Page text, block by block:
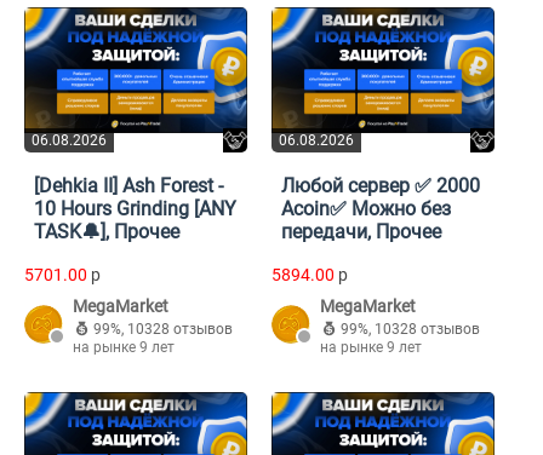
06.08.2026
[Dehkia II] Ash Forest -
10 Hours Grinding [ANY
TASK🔔], Прочее
5701.00 p
MegaMarket
99%, 10328 отзывов
на рынке 9 лет
06.08.2026
Любой сервер ✅ 2000
Acoin✅ Можно без
передачи, Прочее
5894.00 p
MegaMarket
99%, 10328 отзывов
на рынке 9 лет